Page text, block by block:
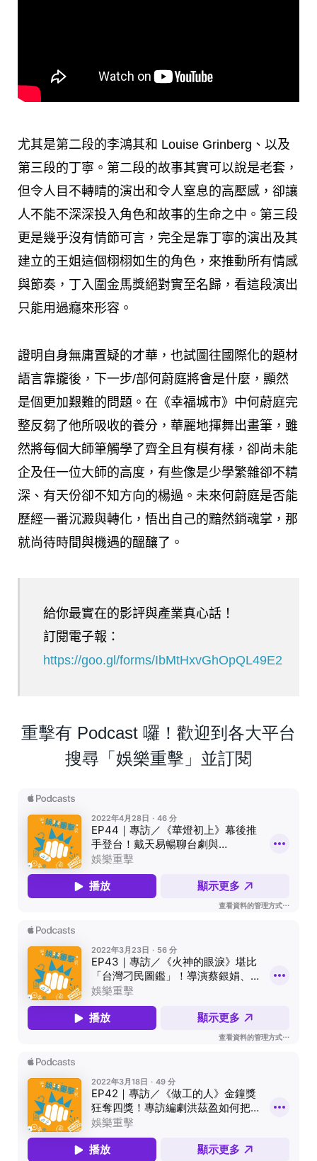
尤其是第二段的李鴻其和 Louise Grinberg、以及
第三段的丁寧。第二段的故事其實可以說是老套，
但令人目不轉睛的演出和令人窒息的高壓感，卻讓
人不能不深深投入角色和故事的生命之中。第三段
更是幾乎沒有情節可言，完全是靠丁寧的演出及其
建立的王姐這個栩栩如生的角色，來推動所有情感
與節奏，丁入圍金馬獎絕對實至名歸，看這段演出
只能用過癮來形容。
證明自身無庸置疑的才華，也試圖往國際化的題材
語言靠攏後，下一步/部何蔚庭將會是什麼，顯然
是個更加艱難的問題。在《幸福城市》中何蔚庭完
整反芻了他所吸收的養分，華麗地揮舞出畫筆，雖
然將每個大師筆觸學了齊全且有模有樣，卻尚未能
企及任一位大師的高度，有些像是少學繁雜卻不精
深、有天份卻不知方向的楊過。未來何蔚庭是否能
歷經一番沉澱與轉化，悟出自己的黯然銷魂掌，那
就尚待時間與機遇的醞釀了。
給你最實在的影評與產業真心話！
訂閱電子報：
https://goo.gl/forms/IbMtHxvGhOpQL49E2
重擊有 Podcast 囉！歡迎到各大平台
搜尋「娛樂重擊」並訂閱